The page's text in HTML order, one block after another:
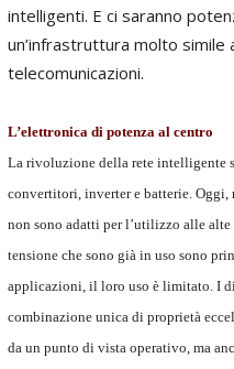
intelligenti. E ci saranno
un’infrastruttura molto simile
telecomunicazioni.
L’elettronica di potenza al centro
La rivoluzione della rete intelligente
convertitori, inverter e batterie.
non sono adatti per l’utilizzo alle
tensione che sono già in uso sono
applicazioni, il loro uso è limitato. I
combinazione unica di proprietà
da un punto di vista operativo, ma